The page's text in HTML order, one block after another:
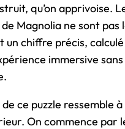
qu’on apprivoise.
Magnolia ne sont pas
un chiffre précis,
immersive
ce puzzle ressemble à
On commence par